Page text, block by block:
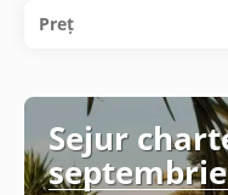
Preț
Sejur